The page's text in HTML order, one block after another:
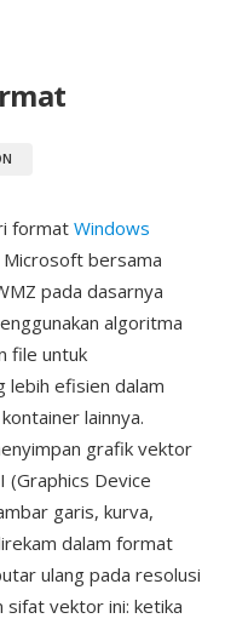
format Windows
Microsoft bersama
pada dasarnya
algoritma
file untuk
lebih efisien dalam
lainnya.
grafik vektor
(Graphics Device
garis, kurva,
dalam format
ulang pada resolusi
sifat vektor ini: ketika